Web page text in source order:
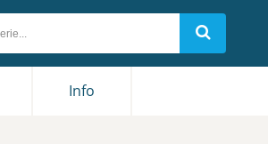
Info